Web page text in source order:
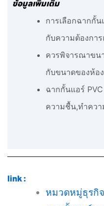
ข้อมูลเพิ่มเติม
การเลือกฉากกั้
กับความต้องกา
ควรพิจารณาขน
กับขนาดของห้อง
ฉากกั้นแอร์
ความชื้น,ทำควา
link :
หมวดหมู่ธุรกิจ